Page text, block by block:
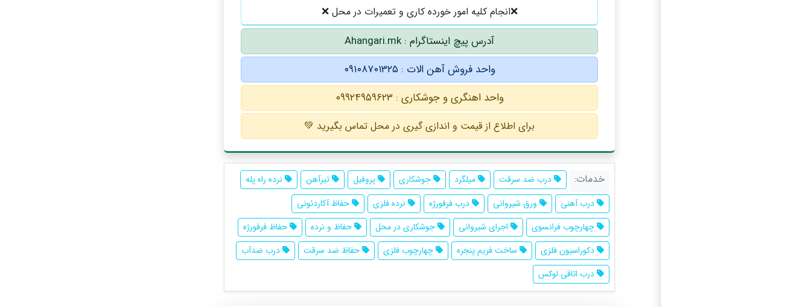
❌️انجام کلیه امور خورده کاری و تعمیرات در محل ❌️
آدرس پیچ اینستاگرام : Ahangari.mk
واحد فروش آهن الات : ۰۹۱۰۸۷۰۱۳۲۵
واحد اهنگری و جوشکاری : ۰۹۹۲۴۹۵۹۶۲۳
برای اطلاع از قیمت و اندازی گیری در محل تماس بگیرید 💚
خدمات: درب ضد سرقت میلگرد جوشکاری پروفیل تیرآهن
نرده راه پله
درب آهنی
ورق شیروانی درب فرفورژه نرده فلزی
حفاظ آکاردئونی
چهارچوب فرانسوی
اجرای شیروانی جوشکاری در محل حفاظ و نرده
حفاظ فرفورژه
دکوراسیون فلزی
ساخت فریم پنجره چهارچوب فلزی حفاظ ضد سرقت
درب ضدآب
درب اتاقی لوکس